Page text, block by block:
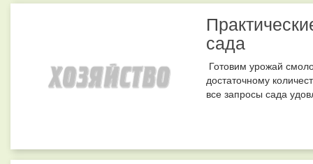
сада
Готовим урожай
достаточному
все запросы сада